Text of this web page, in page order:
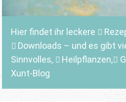
Hier findet ihr leckere
Downloads – und es gibt
Sinnvolles, Heilpflanzen,
Xunt-Blog